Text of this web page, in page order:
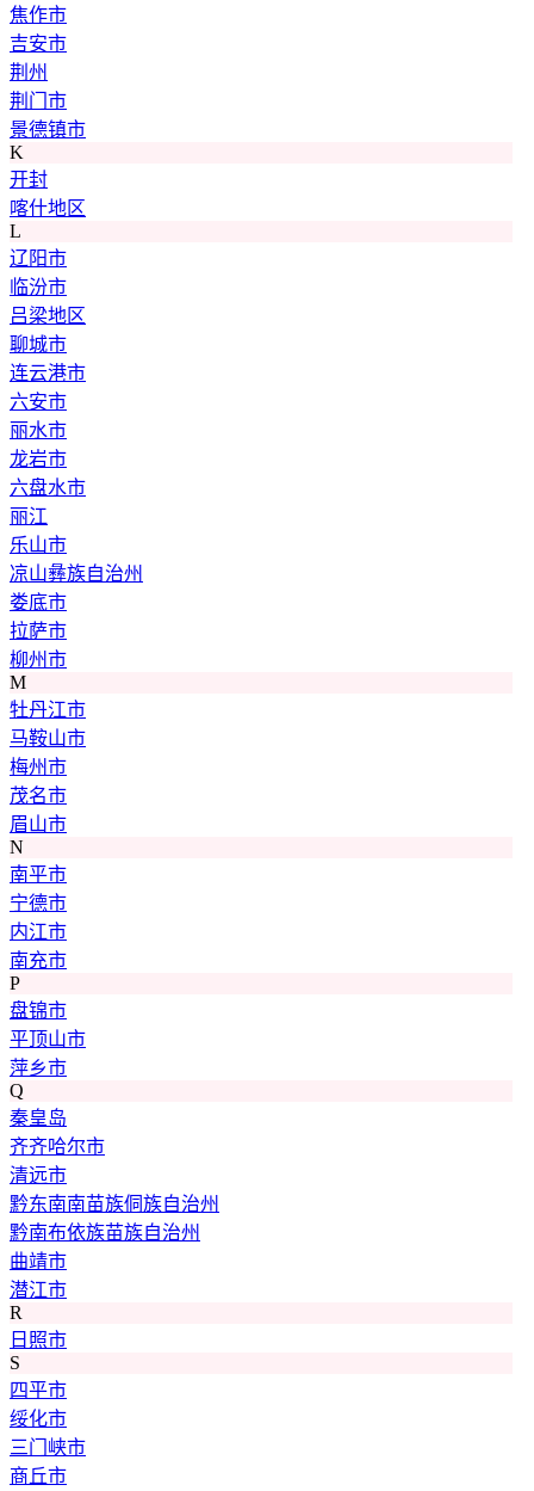
焦作市
吉安市
荆州
荆门市
景德镇市
K
开封
喀什地区
L
辽阳市
临汾市
吕梁地区
聊城市
连云港市
六安市
丽水市
龙岩市
六盘水市
丽江
乐山市
凉山彝族自治州
娄底市
拉萨市
柳州市
M
牡丹江市
马鞍山市
梅州市
茂名市
眉山市
N
南平市
宁德市
内江市
南充市
P
盘锦市
平顶山市
萍乡市
Q
秦皇岛
齐齐哈尔市
清远市
黔东南南苗族侗族自治州
黔南布依族苗族自治州
曲靖市
潜江市
R
日照市
S
四平市
绥化市
三门峡市
商丘市